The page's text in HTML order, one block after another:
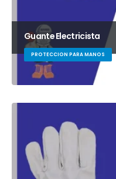
Guante Electricista
PROTECCION PARA MANOS